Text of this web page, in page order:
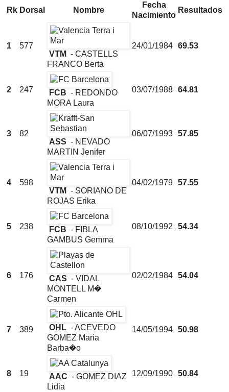
Rk Dorsal Nombre
Fecha
Nacimiento
Resultados
1
577
VTM - CASTELLS
FRANCO Berta
24/01/1984 69.53
2 247 FCB - REDONDO
MORA Laura
03/07/1988 64.81
3
82
ASS - NEVADO
MARTIN Jenifer
06/07/1993 57.85
4
598
VTM - SORIANO DE
ROJAS Erika
04/02/1979 57.55
5 238 FCB - FIBLA
GAMBUS Gemma
08/10/1992 54.34
6 176 CAS - VIDAL
MONTELL M�
Carmen
02/02/1984 54.04
7 389 OHL - ACEVEDO
GOMEZ Maria
Barba�o
14/05/1994 50.98
8 19 AAC - GOMEZ DIAZ
Lidia
12/09/1990 50.84